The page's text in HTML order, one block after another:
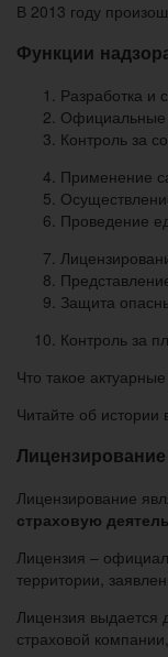
В 2013 году
Функции
Разработка и
Официальные
Контроль за
Применение
Проведение
Защита
Контроль за
Что такое
Читайте об
Лицензирование
страховую
Лицензия –
территории,
Лицензия выдается
страховой